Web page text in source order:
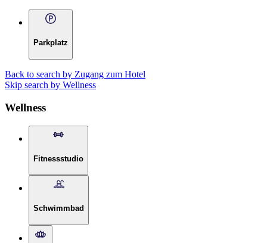
Parkplatz
Back to search by Zugang zum Hotel
Skip search by Wellness
Wellness
Fitnessstudio
Schwimmbad